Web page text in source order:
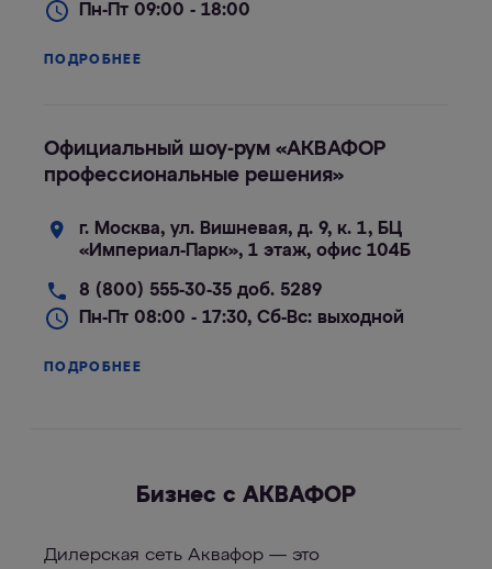
Пн-Пт 09:00 - 18:00
ПОДРОБНЕЕ
Официальный шоу-рум «АКВАФОР
профессиональные решения»
г. Москва, ул. Вишневая, д. 9, к. 1, БЦ
«Империал-Парк», 1 этаж, офис 104Б
8 (800) 555-30-35 доб. 5289
Пн-Пт 08:00 - 17:30, Сб-Вс: выходной
ПОДРОБНЕЕ
Бизнес с АКВАФОР
Дилерская сеть Аквафор — это